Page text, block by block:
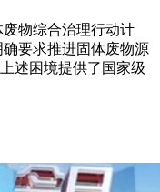
废物综合治理行动计
确要求推进固体废物源
述困境提供了国家级